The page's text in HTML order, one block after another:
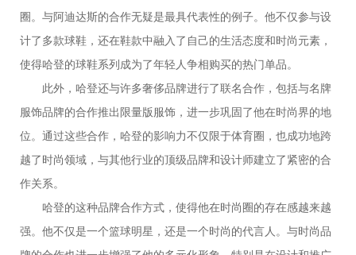
圈。与阿迪达斯的合作无疑是最具代表性的例子。他不仅参与设
计了多款球鞋，还在鞋款中融入了自己的生活态度和时尚元素，
使得哈登的球鞋系列成为了年轻人争相购买的热门单品。
此外，哈登还与许多奢侈品牌进行了联名合作，包括与名牌
服饰品牌的合作推出限量版服饰，进一步巩固了他在时尚界的地
位。通过这些合作，哈登的影响力不仅限于体育圈，也成功地跨
越了时尚领域，与其他行业的顶级品牌和设计师建立了紧密的合
作关系。
哈登的这种品牌合作方式，使得他在时尚圈的存在感越来越
强。他不仅是一个篮球明星，还是一个时尚的代言人。与时尚品